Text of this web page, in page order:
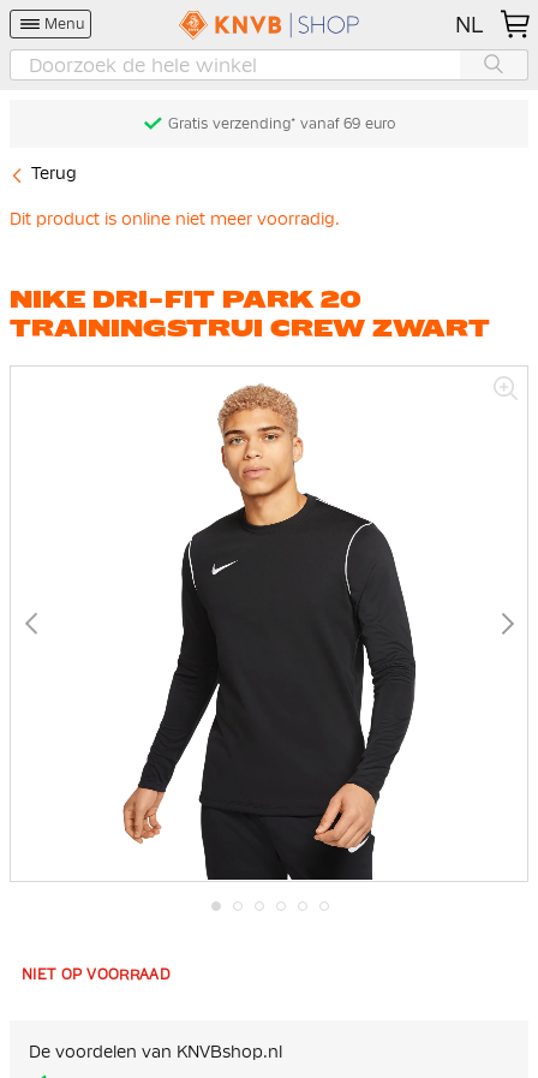
Menu NL
Gratis verzending* vanaf 69 euro
Terug
Dit product is online niet meer voorradig.
NIKE DRI-FIT PARK 20
TRAININGSTRUI CREW ZWART
het
afbeeldingen-
gallerij
NIET OP VOORRAAD
De voordelen van KNVBshop.nl